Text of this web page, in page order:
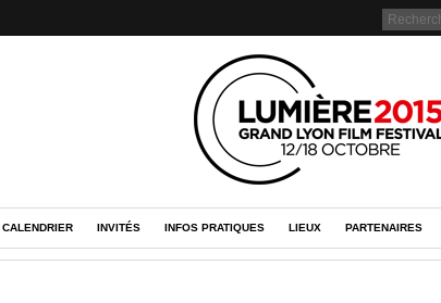
CALENDRIER INVITÉS INFOS PRATIQUES LIEUX PARTENAIRES